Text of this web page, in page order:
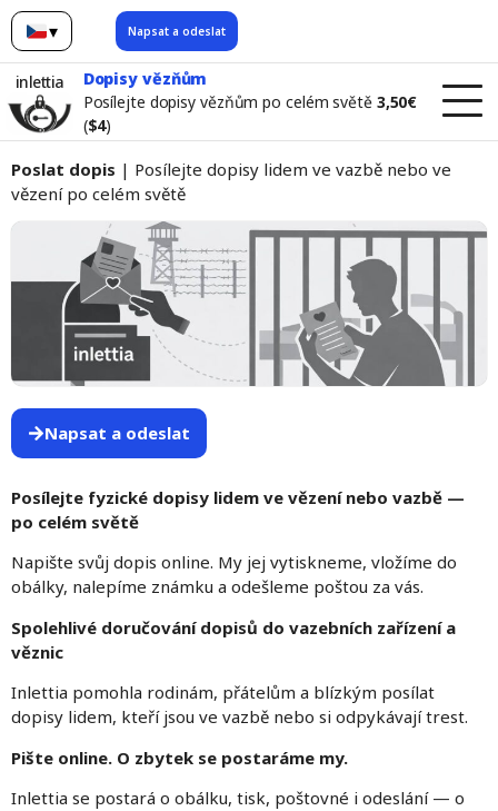
▾
čeština Napsat a odeslat
inlettia
Dopisy vězňům
Posílejte dopisy vězňům po celém světě3,50€
($4)
Poslat dopis | Posílejte dopisy lidem ve vazbě nebo ve
vězení po celém světě
Napsat a odeslat
Posílejte fyzické dopisy lidem ve vězení nebo vazbě —
po celém světě
Napište svůj dopis online. My jej vytiskneme, vložíme do
obálky, nalepíme známku a odešleme poštou za vás.
Spolehlivé doručování dopisů do vazebních zařízení a
věznic
Inlettia pomohla rodinám, přátelům a blízkým posílat
dopisy lidem, kteří jsou ve vazbě nebo si odpykávají trest.
Pište online. O zbytek se postaráme my.
Inlettia se postará o obálku, tisk, poštovné i odeslání — o